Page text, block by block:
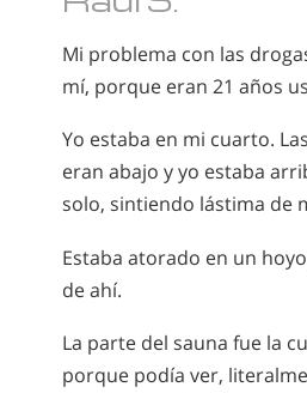
Mi problema con las
mí, porque eran 21 años
Yo estaba en mi cuarto.
eran abajo y yo estaba
solo, sintiendo lástima de
Estaba atorado en un
de ahí.
La parte del sauna fue la
porque podía ver,